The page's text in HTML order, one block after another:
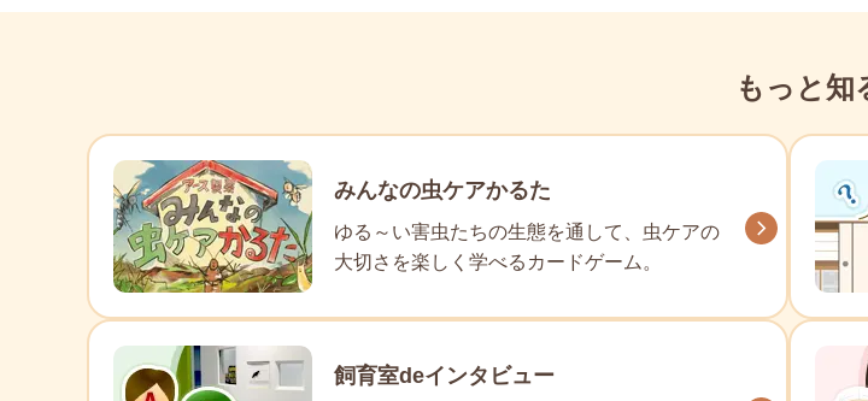
もっと知
みんなの虫ケアかるた
ゆる～い害虫たちの生態を通して、虫ケアの
大切さを楽しく学べるカードゲーム。
飼育室deインタビュー